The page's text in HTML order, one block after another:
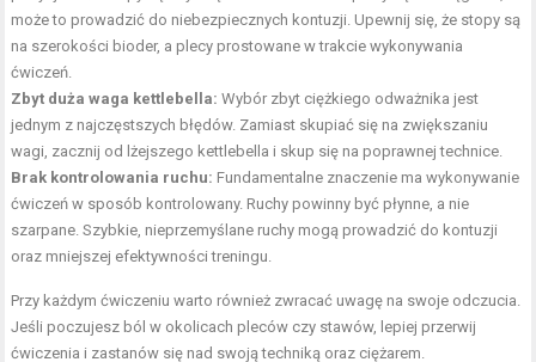
może to prowadzić do niebezpiecznych kontuzji. Upewnij się, że stopy są
na szerokości bioder, a plecy prostowane w trakcie wykonywania
ćwiczeń.
Zbyt duża waga kettlebella: Wybór zbyt ciężkiego odważnika jest
jednym z najczęstszych błędów. Zamiast skupiać się na zwiększaniu
wagi, zacznij od lżejszego kettlebella i skup się na poprawnej technice.
Brak kontrolowania ruchu: Fundamentalne znaczenie ma wykonywanie
ćwiczeń w sposób kontrolowany. Ruchy powinny być płynne, a nie
szarpane. Szybkie, nieprzemyślane ruchy mogą prowadzić do kontuzji
oraz mniejszej efektywności treningu.
Przy każdym ćwiczeniu warto również zwracać uwagę na swoje odczucia.
Jeśli poczujesz ból w okolicach pleców czy stawów, lepiej przerwij
ćwiczenia i zastanów się nad swoją techniką oraz ciężarem.